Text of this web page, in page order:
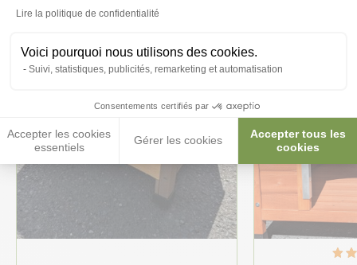
Lire la politique de confidentialité
Voici pourquoi nous utilisons des cookies.
Suivi, statistiques, publicités, remarketing et automatisation
Consentements certifiés par
Accepter les cookies
essentiels
Gérer les cookies
Accepter tous les
cookies